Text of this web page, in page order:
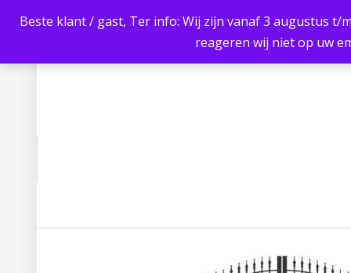
Beste klant / gast, Ter info: Wij zijn vanaf 3 augustus t/
reageren wij niet op uw